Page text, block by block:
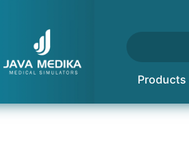
Products